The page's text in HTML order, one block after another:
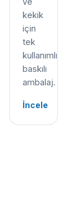
kekik
için
tek
kullanımlık
baskılı
ambalaj.
İncele